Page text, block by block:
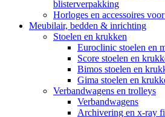
blisterverpakking
Horloges en accessoires
Meubilair, bedden & inrichting
Stoelen en krukken
Euroclinic stoelen en
Score stoelen en
Bimos stoelen en
Gima stoelen en
Verbandwagens en trolleys
Verbandwagens
Archivering en x-ray